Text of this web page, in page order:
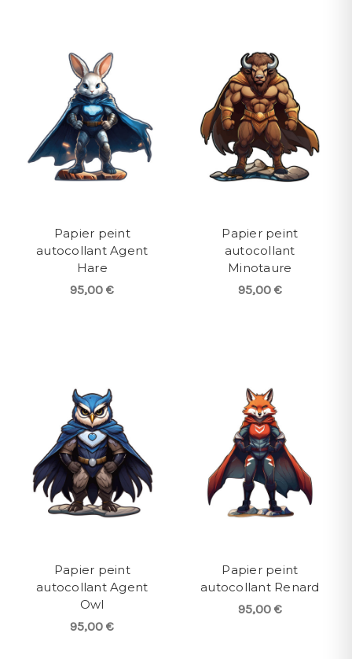
Papier peint
autocollant Agent
Hare
95,00 €
Papier peint
autocollant
Minotaure
95,00 €
Papier peint
autocollant Agent
Owl
95,00 €
Papier peint
autocollant Renard
95,00 €